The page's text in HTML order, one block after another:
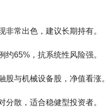
非常出色，建议长期持有。
约65%，抗系统性风险强。
股与机械设备股，净值看涨。
分散，适合稳健型投资者。